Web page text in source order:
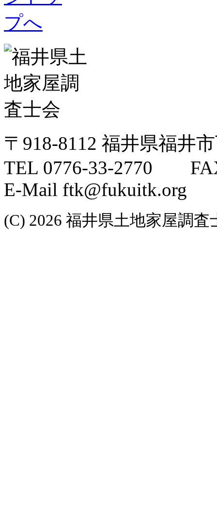
〒918-8112 福井県福井
TEL 0776-33-2770
E-Mail ftk@fukuitk.org
(C) 2026 福井県土地家屋調査